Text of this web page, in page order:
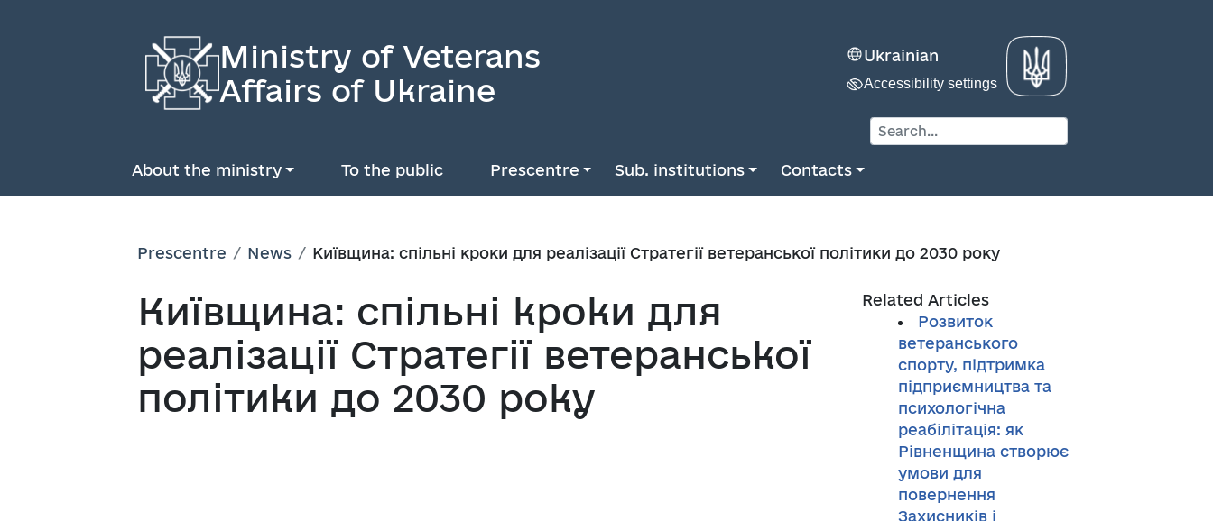
Ministry of Veterans
Affairs of Ukraine
Ukrainian
Accessibility settings
About the ministry To the public Prescentre Sub. institutions Contacts
Prescentre News Київщина: спільні кроки для реалізації Стратегії ветеранської політики до 2030 року
Київщина: спільні кроки для
реалізації Стратегії ветеранської
політики до 2030 року
Related Articles
Розвиток
ветеранського
спорту, підтримка
підприємництва та
психологічна
реабілітація: як
Рівненщина створює
умови для
повернення
Захисників і